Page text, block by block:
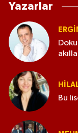
Yazarlar
Bu